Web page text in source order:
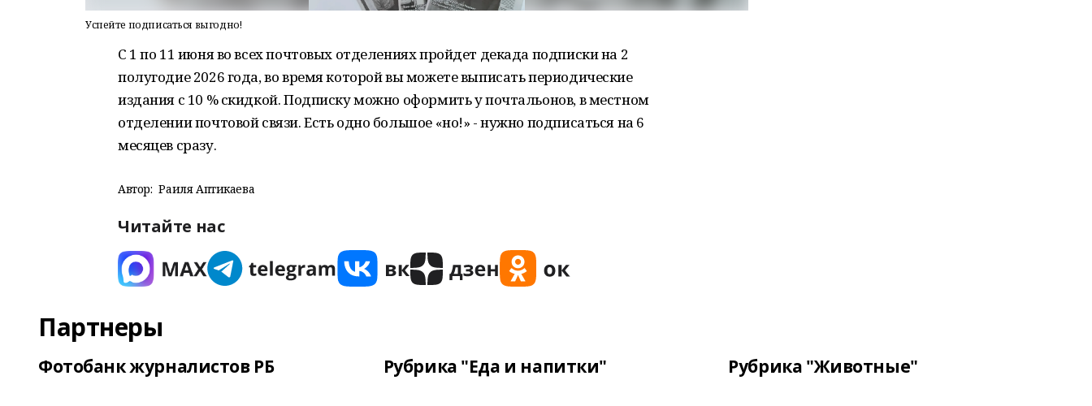
Успейте подписаться выгодно!
С 1 по 11 июня во всех почтовых отделениях пройдет декада подписки на 2
полугодие 2026 года, во время которой вы можете выписать периодические
издания с 10 % скидкой. Подписку можно оформить у почтальонов, в местном
отделении почтовой связи. Есть одно большое «но!» - нужно подписаться на 6
месяцев сразу.
Автор: Раиля Аптикаева
Читайте нас
Партнеры
Фотобанк журналистов РБ Рубрика "Еда и напитки" Рубрика "Животные"